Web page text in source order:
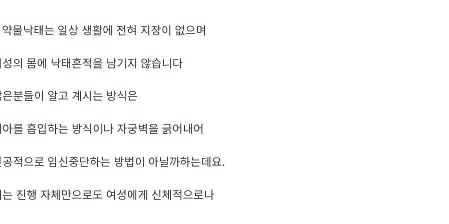
약물낙태는 일상 생활에 전혀 지장이 없으며
의 몸에 낙태흔적을 남기지 않습니다
분들이 알고 계시는 방식은
를 흡입하는 방식이나 자궁벽을 긁어내어
적으로 임신중단하는 방법이 아닐까하는데요.
진행 자체만으로도 여성에게 신체적으로나